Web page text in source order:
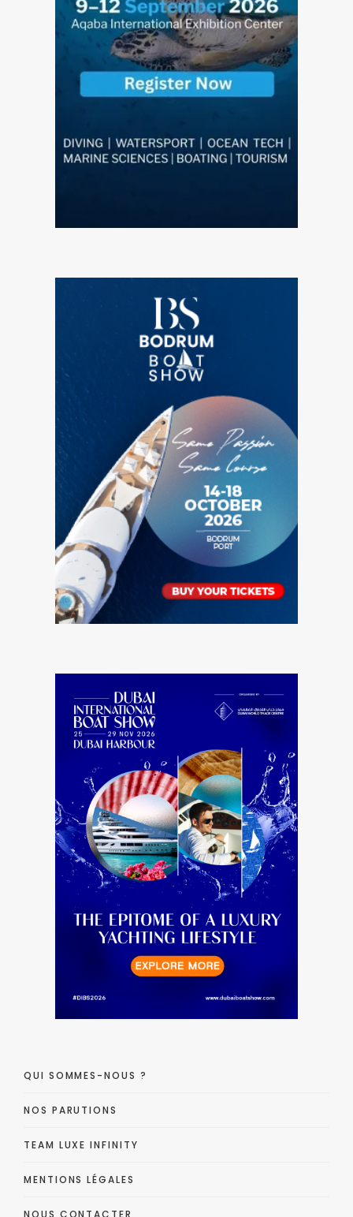
QUI SOMMES-NOUS ?
NOS PARUTIONS
TEAM LUXE INFINITY
MENTIONS LÉGALES
NOUS CONTACTER